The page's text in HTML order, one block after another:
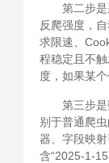
第二步
反爬强度，
求限速、
程稳定且不
度，如果某
第三步
别于普通爬
器、字段映
含“2025-1-